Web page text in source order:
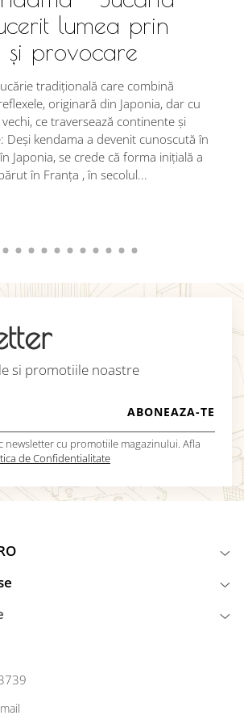
lumea prin
și provocare
tradițională care combină
originară din Japonia, dar cu
ce traversează continente și
Deși kendama a devenit cunoscută în
Japonia, se crede că forma inițială a
în Franța , în secolul...
si promotiile noastre
newsletter cu promotiile magazinului. Afla
de Confidentialitate